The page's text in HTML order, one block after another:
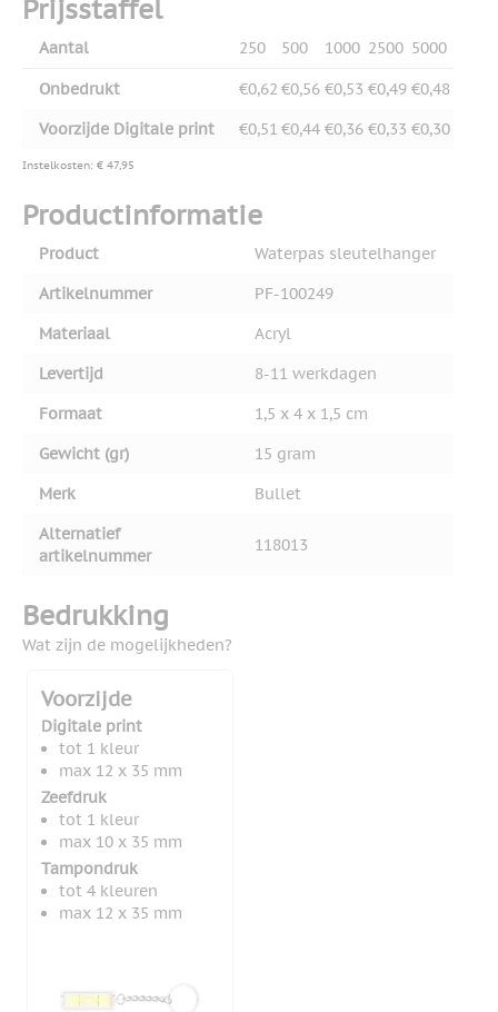
Prijsstaffel
Aantal 250 500 1000 2500 5000
Onbedrukt €0,62 €0,56 €0,53 €0,49 €0,48
Voorzijde Digitale print
€0,51 €0,44 €0,36 €0,33 €0,30
Instelkosten: € 47,95
Productinformatie
Product
Waterpas sleutelhanger
Artikelnummer
PF-100249
Materiaal
Acryl
Levertijd
8-11 werkdagen
Formaat
1,5 x 4 x 1,5 cm
Gewicht (gr)
15 gram
Merk
Bullet
Alternatief
artikelnummer
118013
Bedrukking
Wat zijn de mogelijkheden?
Voorzijde
Digitale print
tot 1 kleur
max 12 x 35 mm
Zeefdruk
tot 1 kleur
max 10 x 35 mm
Tampondruk
tot 4 kleuren
max 12 x 35 mm